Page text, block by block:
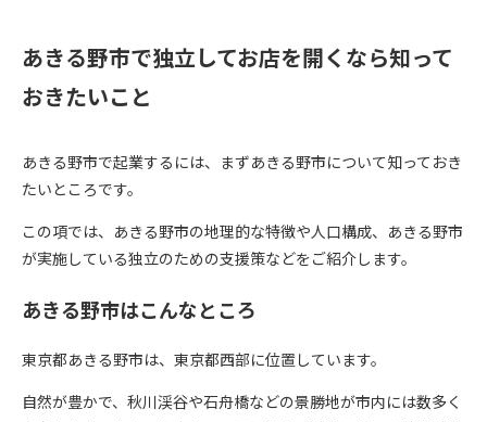
あきる野市で独立してお店を開くなら知って
おきたいこと
あきる野市で起業するには、まずあきる野市について知っておき
たいところです。
この項では、あきる野市の地理的な特徴や人口構成、あきる野市
が実施している独立のための支援策などをご紹介します。
あきる野市はこんなところ
東京都あきる野市は、東京都西部に位置しています。
自然が豊かで、秋川渓谷や石舟橋などの景勝地が市内には数多く